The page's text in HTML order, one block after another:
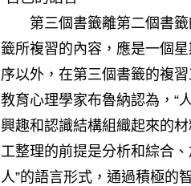
第三個書籤離第二個書籤
籤所複習的內容，應是一個
序以外，在第三個書籤的複
教育心理學家布魯納認為，“
興趣和認識結構組織起來的
工整理的前提是分析和綜合
人”的語言形式，通過積極的